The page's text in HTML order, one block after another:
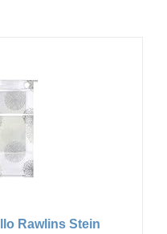
Rawlins Stein